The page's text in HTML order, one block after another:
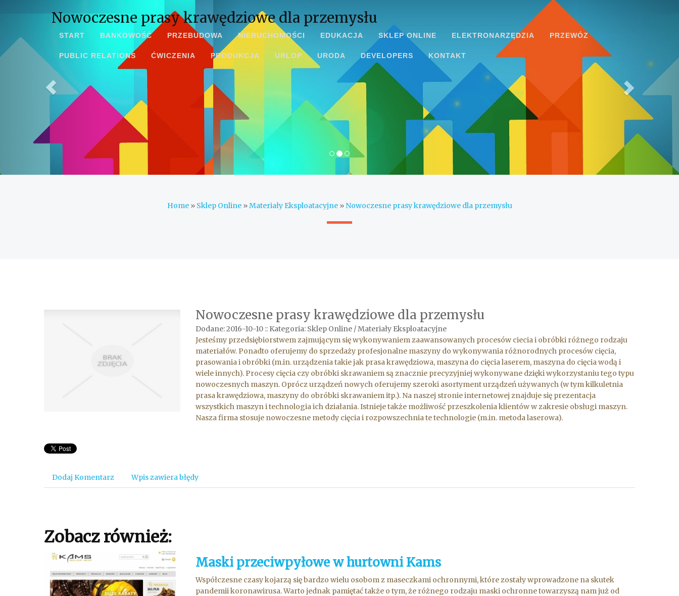
Nowoczesne prasy krawędziowe dla przemysłu
START BANKOWOŚĆ PRZEBUDOWA NIERUCHOMOŚCI EDUKACJA SKLEP ONLINE ELEKTRONARZĘDZIA PRZEWÓZ
PUBLIC RELATIONS ĆWICZENIA PRODUKCJA URLOP URODA DEVELOPERS KONTAKT
Home» Sklep Online»Materiały Eksploatacyjne» Nowoczesne prasy krawędziowe dla przemysłu
Nowoczesne prasy krawędziowe dla przemysłu
Dodane: 2016-10-10 :: Kategoria: Sklep Online / Materiały Eksploatacyjne
Jesteśmy przedsiębiorstwem zajmującym się wykonywaniem zaawansowanych procesów ciecia i obróbki różnego rodzaju
materiałów. Ponadto oferujemy do sprzedaży profesjonalne maszyny do wykonywania różnorodnych procesów cięcia,
prasowania i obróbki (m.in. urządzenia takie jak prasa krawędziowa, maszyna do cięcia laserem, maszyna do cięcia wodą i
wiele innych). Procesy cięcia czy obróbki skrawaniem są znacznie precyzyjniej wykonywane dzięki wykorzystaniu tego typu
nowoczesnych maszyn. Oprócz urządzeń nowych oferujemy szeroki asortyment urządzeń używanych (w tym kilkuletnia
prasa krawędziowa, maszyny do obróbki skrawaniem itp.). Na naszej stronie internetowej znajduje się prezentacja
wszystkich maszyn i technologia ich działania. Istnieje także możliwość przeszkolenia klientów w zakresie obsługi maszyn.
Nasza firma stosuje nowoczesne metody cięcia i rozpowszechnia te technologie (m.in. metoda laserowa).
Dodaj Komentarz Wpis zawiera błędy
Zobacz również:
Maski przeciwpyłowe w hurtowni Kams
Współczesne czasy kojarzą się bardzo wielu osobom z maseczkami ochronnymi, które zostały wprowadzone na skutek
pandemii koronawirusa. Warto jednak pamiętać także o tym, że różnego rodzaju maski ochronne towarzyszą nam już od